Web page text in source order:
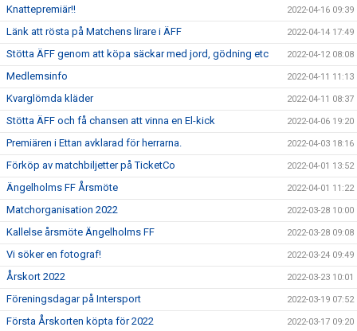
Knattepremiär!! 2022-04-16 09:39
Länk att rösta på Matchens lirare i ÄFF 2022-04-14 17:49
Stötta ÄFF genom att köpa säckar med jord, gödning etc 2022-04-12 08:08
Medlemsinfo 2022-04-11 11:13
Kvarglömda kläder 2022-04-11 08:37
Stötta ÄFF och få chansen att vinna en El-kick 2022-04-06 19:20
Premiären i Ettan avklarad för herrarna. 2022-04-03 18:16
Förköp av matchbiljetter på TicketCo 2022-04-01 13:52
Ängelholms FF Årsmöte 2022-04-01 11:22
Matchorganisation 2022 2022-03-28 10:00
Kallelse årsmöte Ängelholms FF 2022-03-28 09:08
Vi söker en fotograf! 2022-03-24 09:49
Årskort 2022 2022-03-23 10:01
Föreningsdagar på Intersport 2022-03-19 07:52
Första Årskorten köpta för 2022 2022-03-17 09:20